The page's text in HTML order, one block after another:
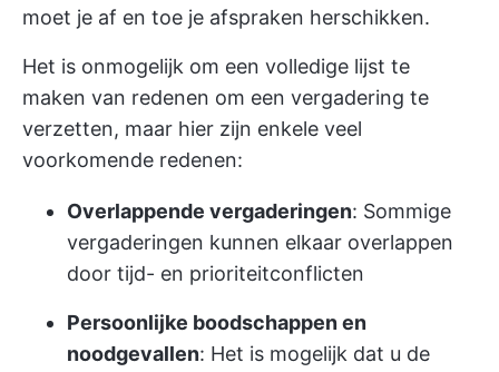
moet je af en toe je afspraken herschikken.
Het is onmogelijk om een volledige lijst te
maken van redenen om een vergadering te
verzetten, maar hier zijn enkele veel
voorkomende redenen:
Overlappende vergaderingen: Sommige
vergaderingen kunnen elkaar overlappen
door tijd- en prioriteitconflicten
Persoonlijke boodschappen en
noodgevallen: Het is mogelijk dat u de